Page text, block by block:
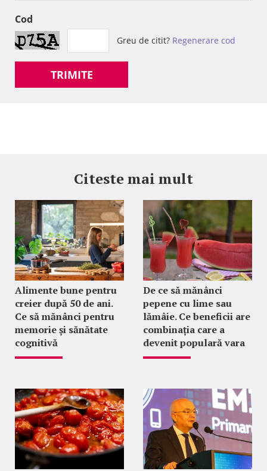
Cod
Greu de citit? Regenerare cod
TRIMITE
Citeste mai mult
Alimente bune pentru
creier după 50 de ani.
Ce să mănânci pentru
memorie și sănătate
cognitivă
De ce să mănânci
pepene cu lime sau
lămâie. Ce beneficii are
combinația care a
devenit populară vara